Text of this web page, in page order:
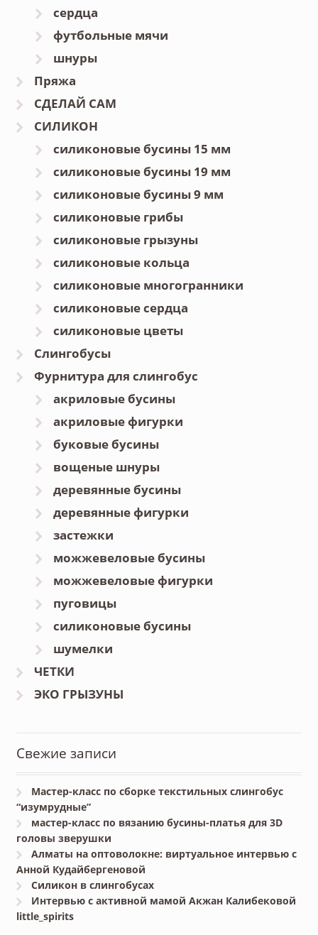
сердца
футбольные мячи
шнуры
Пряжа
СДЕЛАЙ САМ
СИЛИКОН
силиконовые бусины 15 мм
силиконовые бусины 19 мм
силиконовые бусины 9 мм
силиконовые грибы
силиконовые грызуны
силиконовые кольца
силиконовые многогранники
силиконовые сердца
силиконовые цветы
Слингобусы
Фурнитура для слингобус
акриловые бусины
акриловые фигурки
буковые бусины
вощеные шнуры
деревянные бусины
деревянные фигурки
застежки
можжевеловые бусины
можжевеловые фигурки
пуговицы
силиконовые бусины
шумелки
ЧЕТКИ
ЭКО ГРЫЗУНЫ
Свежие записи
Мастер-класс по сборке текстильных слингобус
“изумрудные”
мастер-класс по вязанию бусины-платья для 3D
головы зверушки
Алматы на оптоволокне: виртуальное интервью с
Анной Кудайбергеновой
Силикон в слингобусах
Интервью с активной мамой Акжан Калибековой
little_spirits